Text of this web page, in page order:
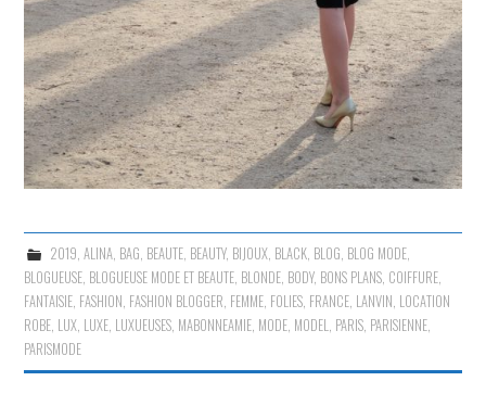
2019, ALINA, BAG, BEAUTE, BEAUTY, BIJOUX, BLACK, BLOG, BLOG MODE,
BLOGUEUSE, BLOGUEUSE MODE ET BEAUTE, BLONDE, BODY, BONS PLANS, COIFFURE,
FANTAISIE, FASHION, FASHION BLOGGER, FEMME, FOLIES, FRANCE, LANVIN, LOCATION
ROBE, LUX, LUXE, LUXUEUSES, MABONNEAMIE, MODE, MODEL, PARIS, PARISIENNE,
PARISMODE